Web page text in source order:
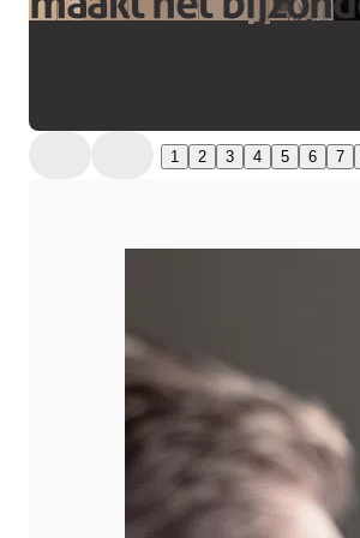
1 2 3 4 5 6 7